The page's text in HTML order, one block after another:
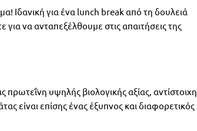
Ιδανική για ένα lunch break από τη δουλειά
για να ανταπεξέλθουμε στις απαιτήσεις της
πρωτεΐνη υψηλής βιολογικής αξίας, αντίστοιχη
είναι επίσης ένας έξυπνος και διαφορετικός